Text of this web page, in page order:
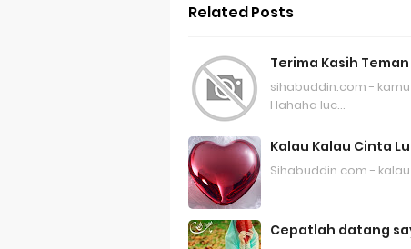
Related Posts
Terima Kasih Teman
sihabuddin.com -
Hahaha luc…
Kalau Kalau Cinta
Sihabuddin.com -
Cepatlah datang